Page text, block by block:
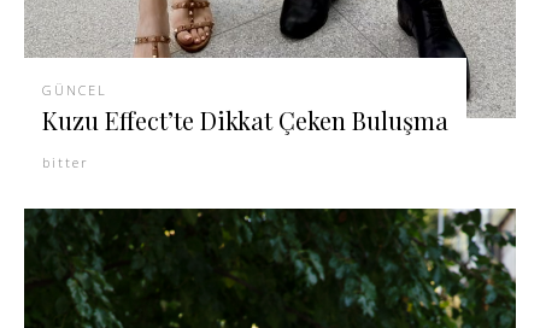
GÜNCEL
Kuzu Effect’te Dikkat Çeken Buluşma
bitter